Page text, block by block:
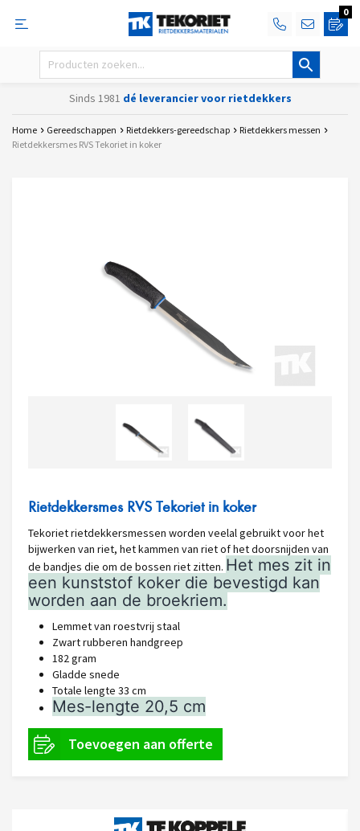
0
Sinds 1981 dé leverancier voor rietdekkers
Home Gereedschappen Rietdekkers-gereedschap
Rietdekkers messen
Rietdekkersmes RVS Tekoriet in koker
Rietdekkersmes RVS Tekoriet in koker
Tekoriet rietdekkersmessen worden veelal gebruikt voor het
bijwerken van riet, het kammen van riet of het doorsnijden van
de bandjes die om de bossen riet zitten. Het mes zit in
een kunststof koker die bevestigd kan
worden aan de broekriem.
Lemmet van roestvrij staal
Zwart rubberen handgreep
182 gram
Gladde snede
Totale lengte 33 cm
Mes-lengte 20,5 cm